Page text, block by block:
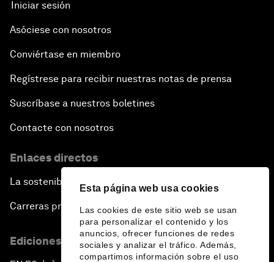
Esta página web usa cookies
Las cookies de este sitio web se usan
para personalizar el contenido y los
anuncios, ofrecer funciones de redes
sociales y analizar el tráfico. Además,
compartimos información sobre el uso
Iniciar sesión
Asóciese con nosotros
Conviértase en miembro
Regístrese para recibir nuestras notas de prensa
Suscríbase a nuestros boletines
Contacte con nosotros
Enlaces directos
La sostenibilidad en el Foro
Carreras profesionales
Ediciones en otros idiomas